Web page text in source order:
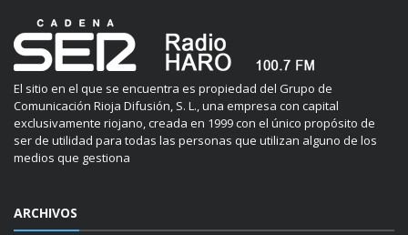
El sitio en el que se encuentra es propiedad del Grupo de
Comunicación Rioja Difusión, S. L., una empresa con capital
exclusivamente riojano, creada en 1999 con el único propósito de
ser de utilidad para todas las personas que utilizan alguno de los
medios que gestiona
ARCHIVOS